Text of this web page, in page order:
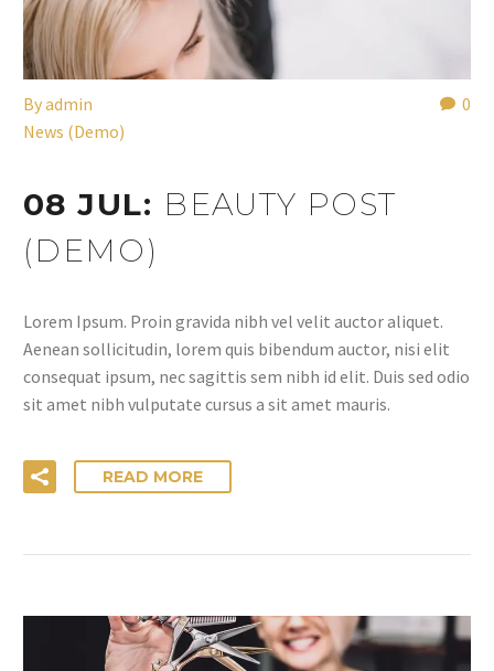
0
Byadmin
News (Demo)
08 JUL: BEAUTY POST
(DEMO)
Lorem Ipsum. Proin gravida nibh vel velit auctor aliquet.
Aenean sollicitudin, lorem quis bibendum auctor, nisi elit
consequat ipsum, nec sagittis sem nibh id elit. Duis sed odio
sit amet nibh vulputate cursus a sit amet mauris.
READ MORE